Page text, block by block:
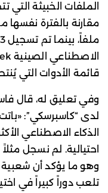
قائمة الأدوات التي
وفي تعليق له، قال
لدى “كاسبرسكي”:
الذكاء الاصطناعي
وهو ما يؤكد أن شعبية
تلعب دوراً كبيراً في